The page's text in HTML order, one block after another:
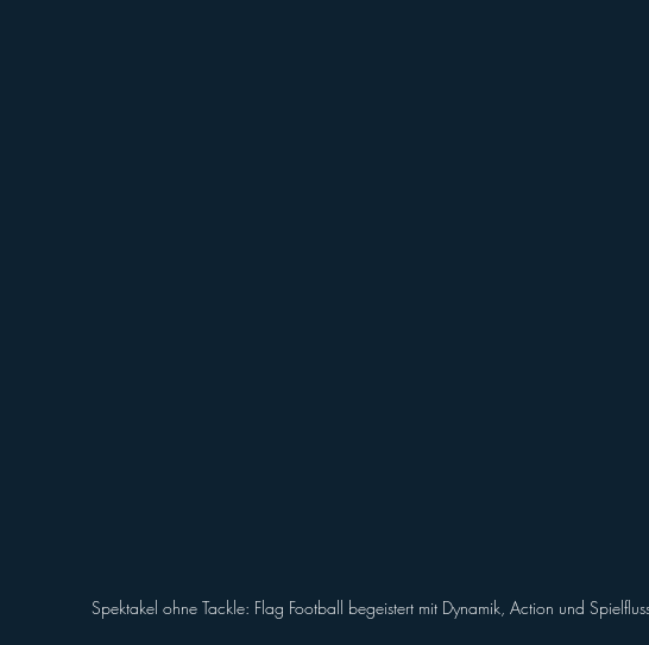
Spektakel ohne Tackle: Flag Football begeistert mit Dynamik, Action und